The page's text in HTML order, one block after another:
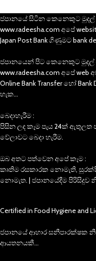
ජපානයේ සිටින කෙනෙකුට මුදල්
www.radeesha.com අපේ
Japan Post Bank ගිණුමට bank
ජපානයෙන් පිට කෙනෙකුට මුදල්
www.radeesha.com අපේ web
Online Bank Transfer හෝ
හැක…
බෙදාහැරීම :
පිසින ලද කෑම පැය 24ක්
වේලාවට බෙදා හැරීම.
ඔබ අතට පත්වෙන අපේ කෑම :
කෘතිම රසකාරක නොමැති,
නොමැත. | ජපානයේදීම පිරිසිදුව
Certified in Food Hygiene and
ජපානයේ ආහාර සනීපාරක්ෂක
ආයතනයකී…